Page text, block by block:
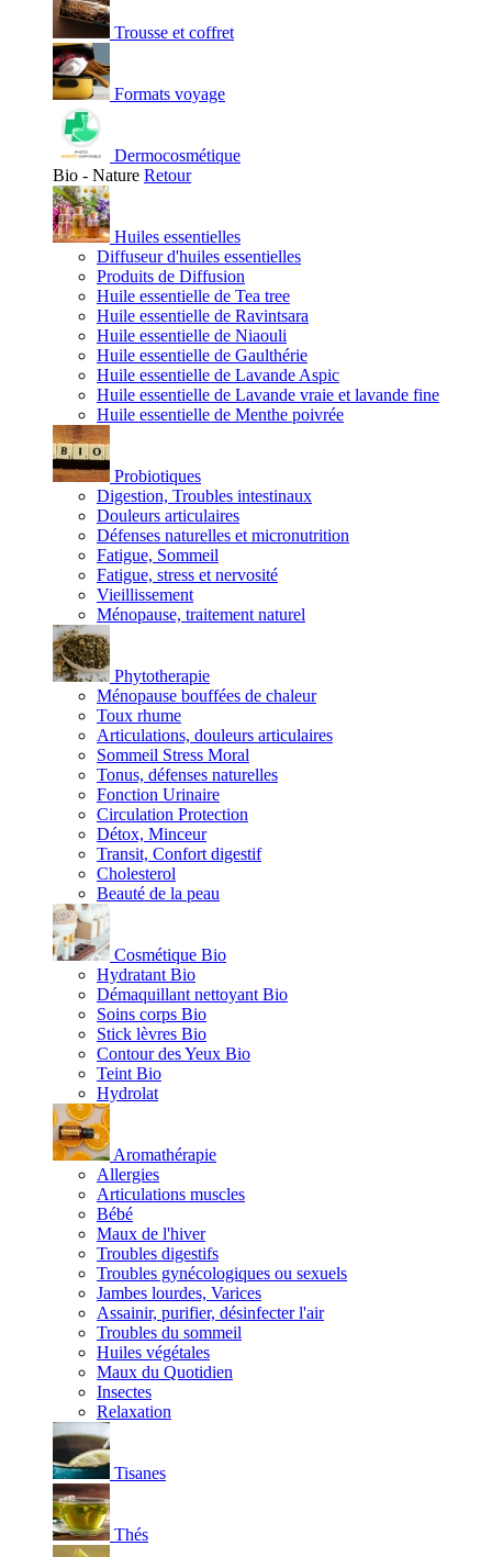
Trousse et coffret
Formats voyage
Dermocosmétique
Bio - Nature Retour
Huiles essentielles
Diffuseur d'huiles essentielles
Produits de Diffusion
Huile essentielle de Tea tree
Huile essentielle de Ravintsara
Huile essentielle de Niaouli
Huile essentielle de Gaulthérie
Huile essentielle de Lavande Aspic
Huile essentielle de Lavande vraie et lavande fine
Huile essentielle de Menthe poivrée
Probiotiques
Digestion, Troubles intestinaux
Douleurs articulaires
Défenses naturelles et micronutrition
Fatigue, Sommeil
Fatigue, stress et nervosité
Vieillissement
Ménopause, traitement naturel
Phytotherapie
Ménopause bouffées de chaleur
Toux rhume
Articulations, douleurs articulaires
Sommeil Stress Moral
Tonus, défenses naturelles
Fonction Urinaire
Circulation Protection
Détox, Minceur
Transit, Confort digestif
Cholesterol
Beauté de la peau
Cosmétique Bio
Hydratant Bio
Démaquillant nettoyant Bio
Soins corps Bio
Stick lèvres Bio
Contour des Yeux Bio
Teint Bio
Hydrolat
Aromathérapie
Allergies
Articulations muscles
Bébé
Maux de l'hiver
Troubles digestifs
Troubles gynécologiques ou sexuels
Jambes lourdes, Varices
Assainir, purifier, désinfecter l'air
Troubles du sommeil
Huiles végétales
Maux du Quotidien
Insectes
Relaxation
Tisanes
Thés